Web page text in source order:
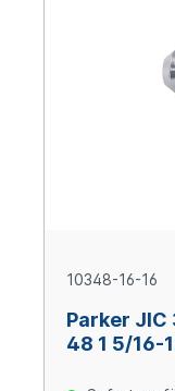
10348-16-16
Parker JIC
48 1 5/16-